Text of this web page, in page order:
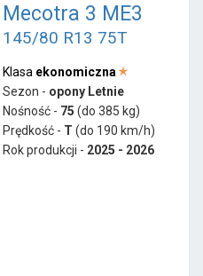
Mecotra 3 ME3
145/80 R13 75T
Klasa ekonomiczna
Sezon - opony Letnie
Nośność - 75 (do 385 kg)
Prędkość - T (do 190 km/h)
Rok produkcji - 2025 - 2026